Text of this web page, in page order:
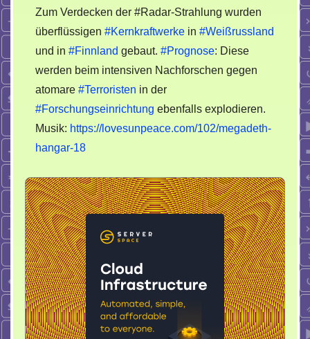
Zum Verdecken der #Radar-Strahlung wurden
überflüssigen #Kernkraftwerke in #Weißrussland
und in #Finnland gebaut. #Prognose: Diese
werden beim intensiven Nachforschen gegen
atomare #Terroristen in der
#Forschungseinrichtung ebenfalls explodieren.
Musik: https://lovesunpeace.com/102/megadeth-
hangar-18